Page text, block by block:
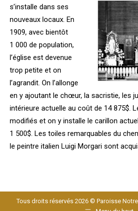
s’installe dans ses
nouveaux locaux. En
1909, avec bientôt
1 000 de population,
l’église est devenue
trop petite et on
l’agrandit. On l’allonge
en y ajoutant le chœur, la sacristie, les
intérieure actuelle au coût de 14 875$.
modifiés et on y installe le carillon
1 500$. Les toiles remarquables du
le peintre italien Luigi Morgari sont
Tous droits réservés 2026 © Paroisse